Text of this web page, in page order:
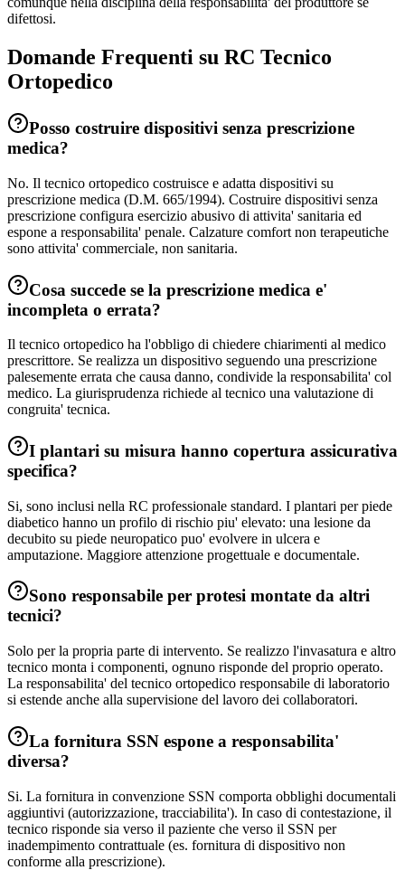
difettosi.
Domande Frequenti su RC Tecnico
Ortopedico
Posso costruire dispositivi senza prescrizione
medica?
No. Il tecnico ortopedico costruisce e adatta dispositivi su
prescrizione medica (D.M. 665/1994). Costruire dispositivi senza
prescrizione configura esercizio abusivo di attivita' sanitaria ed
espone a responsabilita' penale. Calzature comfort non terapeutiche
sono attivita' commerciale, non sanitaria.
Cosa succede se la prescrizione medica e'
incompleta o errata?
Il tecnico ortopedico ha l'obbligo di chiedere chiarimenti al medico
prescrittore. Se realizza un dispositivo seguendo una prescrizione
palesemente errata che causa danno, condivide la responsabilita' col
medico. La giurisprudenza richiede al tecnico una valutazione di
congruita' tecnica.
I plantari su misura hanno copertura assicurativa
specifica?
Si, sono inclusi nella RC professionale standard. I plantari per piede
diabetico hanno un profilo di rischio piu' elevato: una lesione da
decubito su piede neuropatico puo' evolvere in ulcera e
amputazione. Maggiore attenzione progettuale e documentale.
Sono responsabile per protesi montate da altri
tecnici?
Solo per la propria parte di intervento. Se realizzo l'invasatura e altro
tecnico monta i componenti, ognuno risponde del proprio operato.
La responsabilita' del tecnico ortopedico responsabile di laboratorio
si estende anche alla supervisione del lavoro dei collaboratori.
La fornitura SSN espone a responsabilita'
diversa?
Si. La fornitura in convenzione SSN comporta obblighi documentali
aggiuntivi (autorizzazione, tracciabilita'). In caso di contestazione, il
tecnico risponde sia verso il paziente che verso il SSN per
inadempimento contrattuale (es. fornitura di dispositivo non
conforme alla prescrizione).